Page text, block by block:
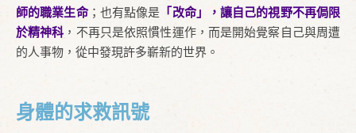
師的職業生命；也有點像是 「改命」，讓自己的視野不再侷限
於精神科 ，不再只是依照慣性運作，而是開始覺察自己與周遭
的人事物，從中發現許多嶄新的世界。
身體的求救訊號